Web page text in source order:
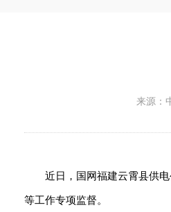
来源：
近日，国网福建云霄县供
等工作专项监督。